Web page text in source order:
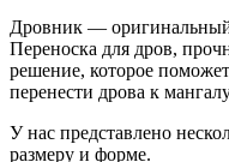
Дровник — оригинальный
Переноска для дров,
решение, которое
перенести дрова к
У нас представлено
размеру и форме.